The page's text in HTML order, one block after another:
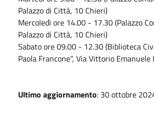
Palazzo di Città, 10 Chieri)
Mercoledì ore 14.00 - 17.30 (Palazzo
Palazzo di Città, 10 Chieri)
Sabato ore 09.00 - 12.30 (Biblioteca
Paola Francone", Via Vittorio Emanuele
Ultimo aggiornamento: 30 ottobre